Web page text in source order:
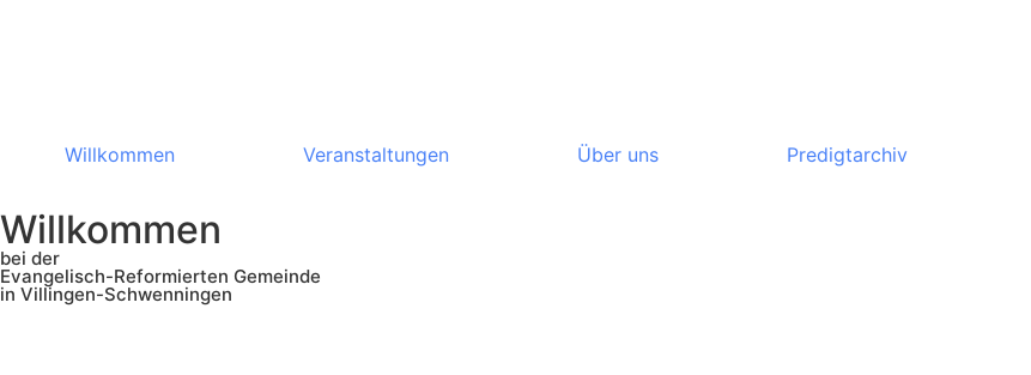
Willkommen Veranstaltungen Über uns Predigtarchiv
Willkommen
bei der
Evangelisch-Reformierten Gemeinde
in Villingen-Schwenningen